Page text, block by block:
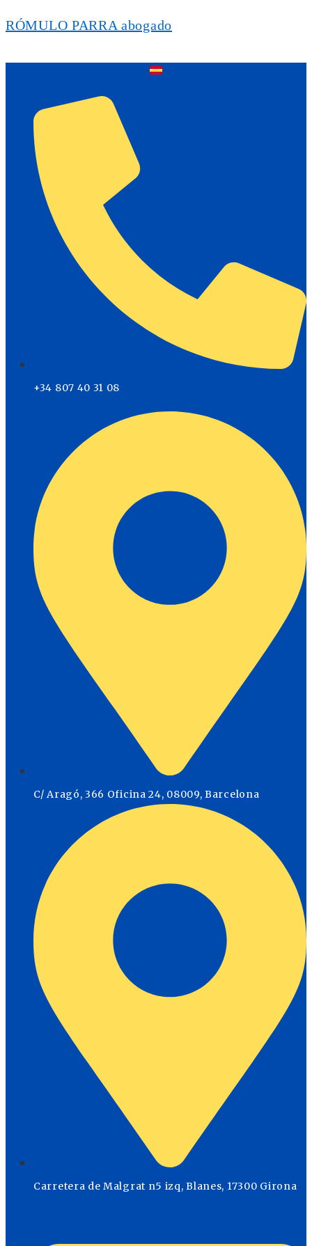
RÓMULO PARRA abogado
+34 807 40 31 08
C/ Aragó, 366 Oficina 24, 08009, Barcelona
Carretera de Malgrat n5 izq, Blanes, 17300 Girona